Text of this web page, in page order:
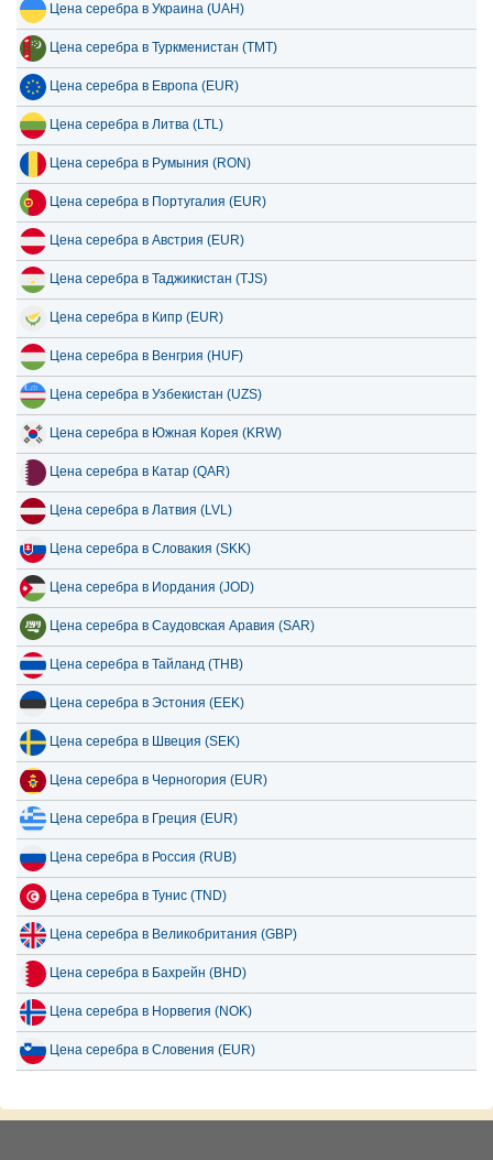
Цена серебра в Украина (UAH)
Цена серебра в Туркменистан (TMT)
Цена серебра в Европа (EUR)
Цена серебра в Литва (LTL)
Цена серебра в Румыния (RON)
Цена серебра в Португалия (EUR)
Цена серебра в Австрия (EUR)
Цена серебра в Таджикистан (TJS)
Цена серебра в Кипр (EUR)
Цена серебра в Венгрия (HUF)
Цена серебра в Узбекистан (UZS)
Цена серебра в Южная Корея (KRW)
Цена серебра в Катар (QAR)
Цена серебра в Латвия (LVL)
Цена серебра в Словакия (SKK)
Цена серебра в Иордания (JOD)
Цена серебра в Саудовская Аравия (SAR)
Цена серебра в Тайланд (THB)
Цена серебра в Эстония (EEK)
Цена серебра в Швеция (SEK)
Цена серебра в Черногория (EUR)
Цена серебра в Греция (EUR)
Цена серебра в Россия (RUB)
Цена серебра в Тунис (TND)
Цена серебра в Великобритания (GBP)
Цена серебра в Бахрейн (BHD)
Цена серебра в Норвегия (NOK)
Цена серебра в Словения (EUR)